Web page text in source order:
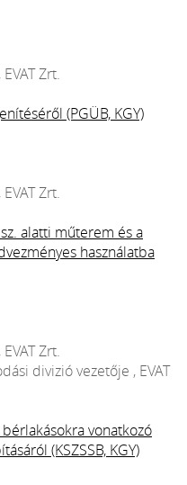
Zrt.
(PGÜB, KGY)
Zrt.
alatti műterem és a
használatba
Zrt.
divizió vezetője , EVAT
vonatkozó
(KSZSSB, KGY)